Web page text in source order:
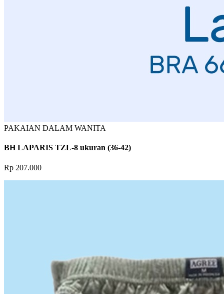
PAKAIAN DALAM WANITA
BH LAPARIS TZL-8 ukuran (36-42)
Rp 207.000